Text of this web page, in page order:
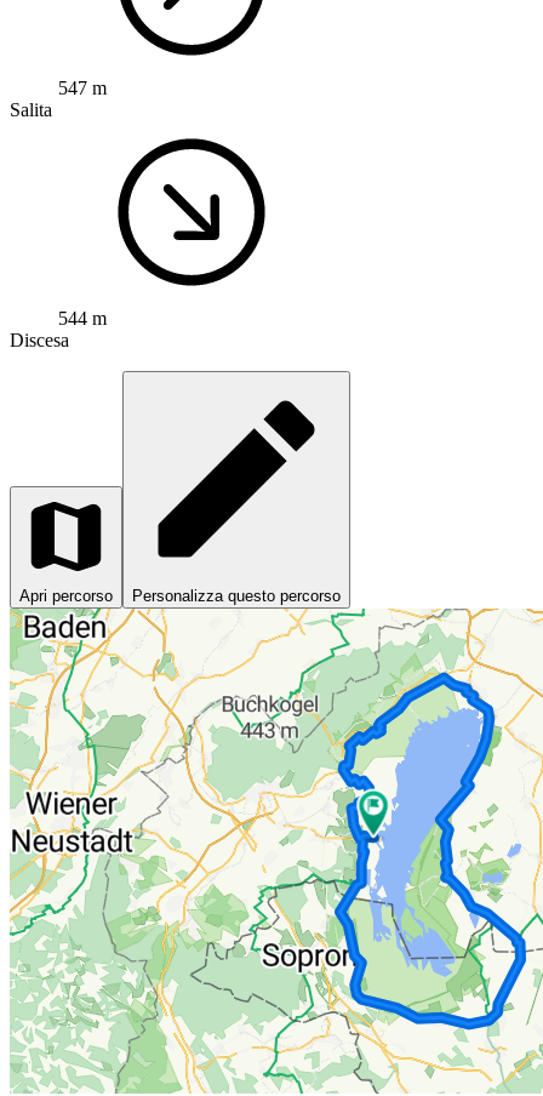
547 m
Salita
544 m
Discesa
Apri percorso Personalizza questo percorso